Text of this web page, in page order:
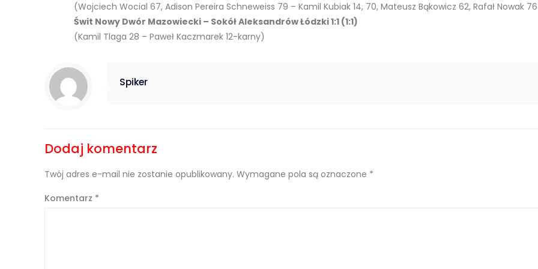
(Wojciech Wocial 67, Adison Pereira Schneweiss 79 – Kamil Kubiak 14, 70, Mateusz Bąkowicz 62, Rafał Nowak
Świt Nowy Dwór Mazowiecki – Sokół Aleksandrów Łódzki 1:1 (1:1)
(Kamil Tlaga 28 – Paweł Kaczmarek 12-karny)
Spiker
Dodaj komentarz
Twój adres e-mail nie zostanie opublikowany. Wymagane pola są oznaczone *
Komentarz *